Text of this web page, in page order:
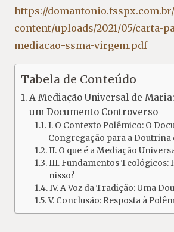
https://
content/uploads/2021/05/carta-
mediacao-ssma-virgem.pdf
Tabela de Conteúdo
A Mediação Universal de
um Documento Controverso
I. O Contexto Polêmico: O
Congregação para a Doutrina
II. O que é a Mediação
III. Fundamentos Teológicos:
nisso?
IV. A Voz da Tradição: Uma
V. Conclusão: Resposta à